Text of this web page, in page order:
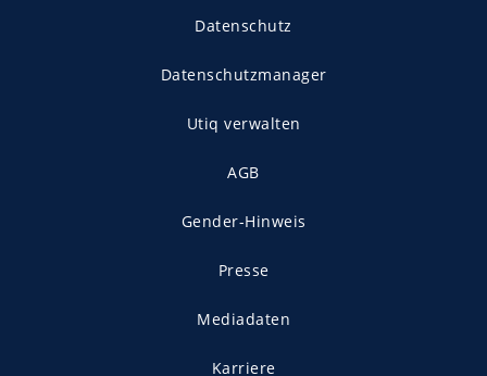
Datenschutz
Datenschutzmanager
Utiq verwalten
AGB
Gender-Hinweis
Presse
Mediadaten
Karriere